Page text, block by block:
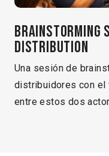
Brainstorming
Distribution
Una sesión de
distribuidores con el
entre estos dos